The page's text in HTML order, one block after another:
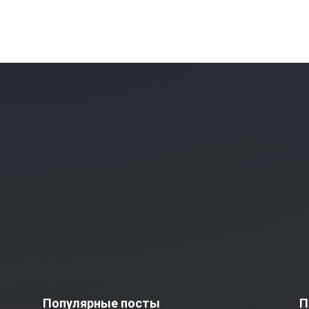
Популярные посты